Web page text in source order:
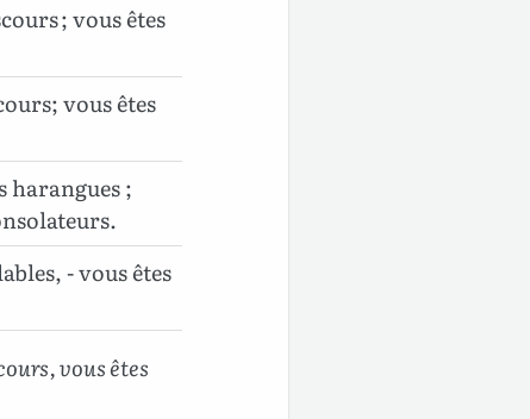
; vous êtes
vous êtes
harangues ;
- vous êtes
vous êtes